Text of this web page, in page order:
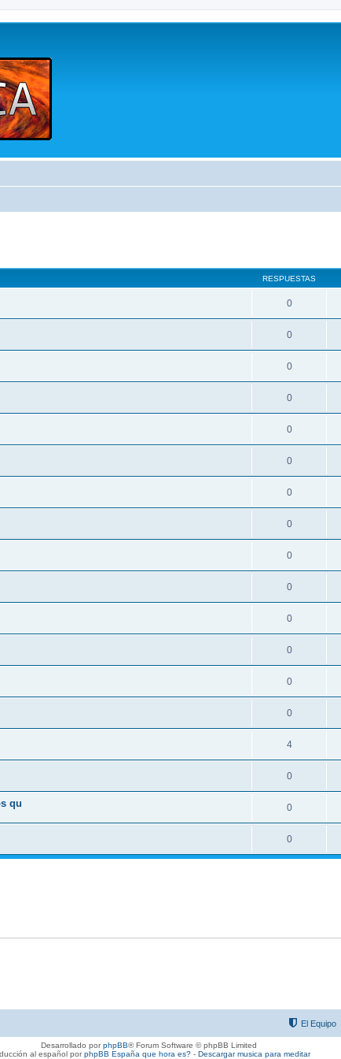
RESPUESTAS
0
0
0
0
0
0
0
0
0
0
0
0
0
0
4
0
qu 0
0
El Equipo
Desarrollado porphpBB® Forum Software © phpBB Limited
al español porphpBB España que hora es?- Descargar musica para meditar